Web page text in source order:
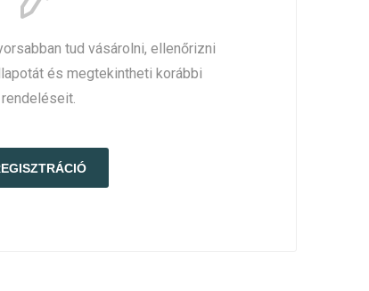
tud vásárolni, ellenőrizni
és megtekintheti korábbi
rendeléseit.